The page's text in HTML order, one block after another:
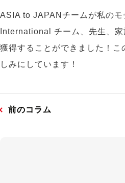
ASIA to JAPANチームが私の
International チーム、先生、
獲得することができました！
しみにしています！
前のコラム